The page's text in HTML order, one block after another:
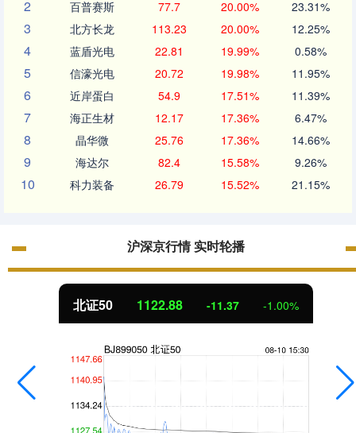
2 百普赛斯 77.7 20.00% 23.31%
3 北方长龙 113.23 20.00% 12.25%
4 蓝盾光电 22.81 19.99% 0.58%
5 信濠光电 20.72 19.98% 11.95%
6 近岸蛋白 54.9 17.51% 11.39%
7 海正生材 12.17 17.36% 6.47%
8 晶华微 25.76 17.36% 14.66%
9 海达尔 82.4 15.58% 9.26%
10 科力装备 26.79 15.52% 21.15%
沪深京行情 实时轮播
北证50 1122.88 -11.37 -1.00%